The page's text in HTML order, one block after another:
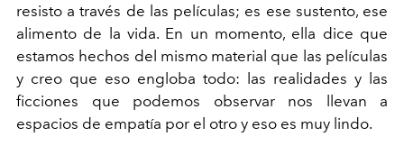
resisto a través de las películas; es ese sustento, ese
alimento de la vida. En un momento, ella dice que
estamos hechos del mismo material que las películas
y creo que eso engloba todo: las realidades y las
ficciones que podemos observar nos llevan a
espacios de empatía por el otro y eso es muy lindo.